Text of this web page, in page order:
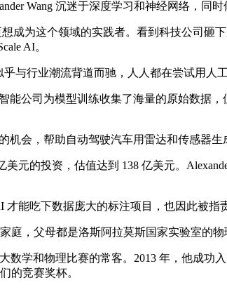
Wang 沉迷于深度学习和神经网络，同时
为这个领域的实践者。看到科技公司砸
AI。
行业潮流背道而驰，人人都在尝试用人
公司为模型训练收集了海量的原始数据
会，帮助自动驾驶汽车用雷达和传感器
的投资，估值达到 138 亿美元。
吃下数据庞大的标注项目，也因此被指
父母都是洛斯阿拉莫斯国家实验室的物
学和物理比赛的常客。2013 年，他成功
的竞赛奖杯。